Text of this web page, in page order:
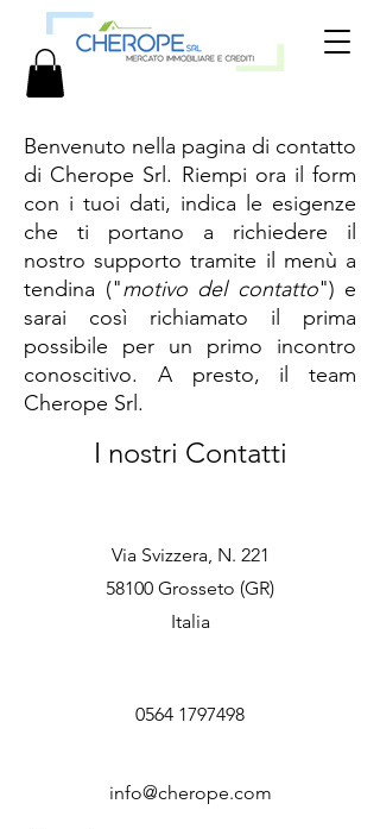
Benvenuto nella pagina di contatto
di Cherope Srl. Riempi ora il form
con i tuoi dati, indica le esigenze
che ti portano a richiedere il
nostro supporto tramite il menù a
tendina ("motivo del contatto") e
sarai così richiamato il prima
possibile per un primo incontro
conoscitivo. A presto, il team
Cherope Srl.
I nostri Contatti
Via Svizzera, N. 221
58100 Grosseto (GR)
Italia
0564 1797498
info@cherope.com